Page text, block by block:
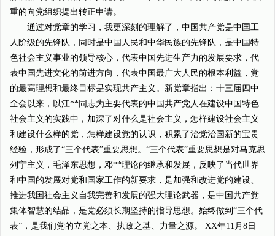
重的向党组织提出转正申请。
通过对党章的学习，我更深刻的理解了，中国共产党是中国工
人阶级的先锋队，同时是中国人民和中华民族的先锋队，是中国特
色社会主义事业的领导核心，代表中国先进生产力的发展要求，代
表中国先进文化的前进方向，代表中国最广大人民的根本利益，党
的最高理想和最终目标是实现共产主义。新党章指出：十三届四中
全会以来，以江**同志为主要代表的中国共产党人在建设中国特色
社会主义的实践中，加深了对什么是社会主义，怎样建设社会主义
和建设什么样的党，怎样建设党的认识，积累了治党治国新的宝贵
经验，形成了“三个代表”重要思想。“三个代表”重要思想是对马克思
列宁主义，毛泽东思想，邓**理论的继承和发展，反映了当代世界
和中国的发展对党和国家工作的新要求，是加强和改进党的建设、
推进我国社会主义自我完善和发展的强大理论武器，是中国共产党
集体智慧的结晶，是党必须长期坚持的指导思想。始终做到“三个代
表”，是我们党的立党之本、执政之基、力量之源。 XX年11月8日